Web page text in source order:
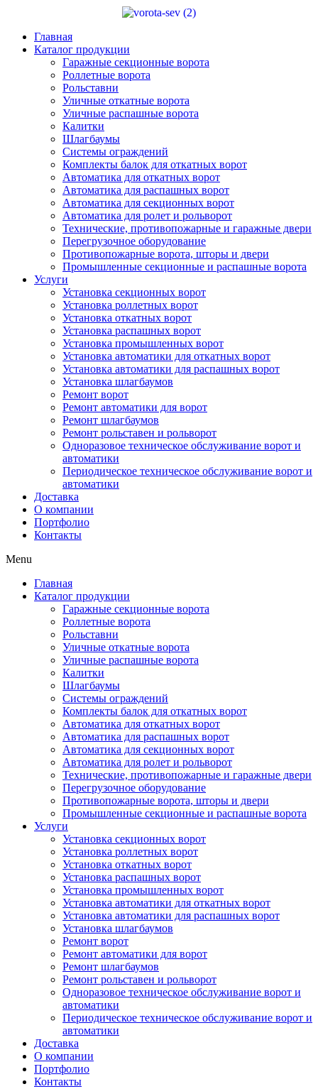
Главная
Каталог продукции
Гаражные секционные ворота
Роллетные ворота
Рольставни
Уличные откатные ворота
Уличные распашные ворота
Калитки
Шлагбаумы
Системы ограждений
Комплекты балок для откатных ворот
Автоматика для откатных ворот
Автоматика для распашных ворот
Автоматика для секционных ворот
Автоматика для ролет и рольворот
Технические, противопожарные и гаражные двери
Перегрузочное оборудование
Противопожарные ворота, шторы и двери
Промышленные секционные и распашные ворота
Услуги
Установка секционных ворот
Установка роллетных ворот
Установка откатных ворот
Установка распашных ворот
Установка промышленных ворот
Установка автоматики для откатных ворот
Установка автоматики для распашных ворот
Установка шлагбаумов
Ремонт ворот
Ремонт автоматики для ворот
Ремонт шлагбаумов
Ремонт рольставен и рольворот
Одноразовое техническое обслуживание ворот и
автоматики
Периодическое техническое обслуживание ворот и
автоматики
Доставка
О компании
Портфолио
Контакты
Menu
Главная
Каталог продукции
Гаражные секционные ворота
Роллетные ворота
Рольставни
Уличные откатные ворота
Уличные распашные ворота
Калитки
Шлагбаумы
Системы ограждений
Комплекты балок для откатных ворот
Автоматика для откатных ворот
Автоматика для распашных ворот
Автоматика для секционных ворот
Автоматика для ролет и рольворот
Технические, противопожарные и гаражные двери
Перегрузочное оборудование
Противопожарные ворота, шторы и двери
Промышленные секционные и распашные ворота
Услуги
Установка секционных ворот
Установка роллетных ворот
Установка откатных ворот
Установка распашных ворот
Установка промышленных ворот
Установка автоматики для откатных ворот
Установка автоматики для распашных ворот
Установка шлагбаумов
Ремонт ворот
Ремонт автоматики для ворот
Ремонт шлагбаумов
Ремонт рольставен и рольворот
Одноразовое техническое обслуживание ворот и
автоматики
Периодическое техническое обслуживание ворот и
автоматики
Доставка
О компании
Портфолио
Контакты